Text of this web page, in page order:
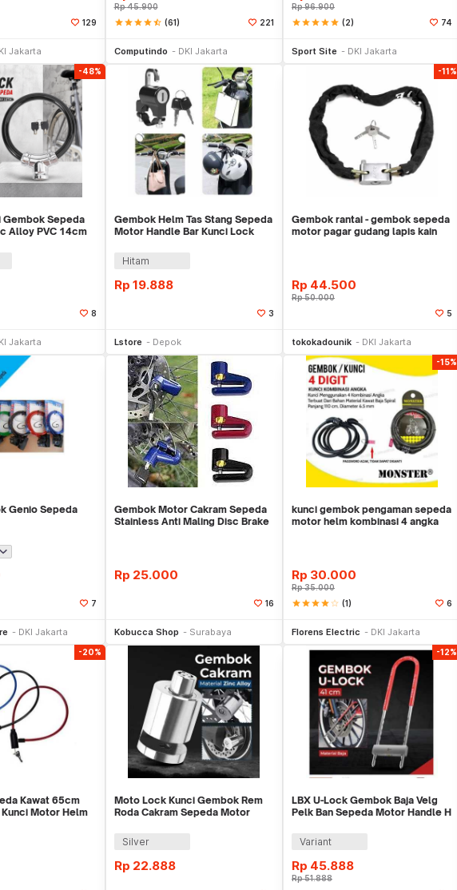
129
Jakarta
Rp45.900
starstarstarstarstar_half (61) 221
Computindo DKI Jakarta
Rp96.900
starstarstarstarstar (2) 74
Sport Site DKI Jakarta
-48%
Gembok Sepeda
Alloy PVC 14cm
8
Jakarta
Gembok Helm Tas Stang Sepeda
Motor Handle Bar Kunci Lock
Hitam
Rp 19.888
3
Lstore Depok
-11%
Gembok rantai - gembok sepeda
motor pagar gudang lapis kain
Rp 44.500
Rp50.000
5
tokokadounik DKI Jakarta
Genio Sepeda
7
DKI Jakarta
Gembok Motor Cakram Sepeda
Stainless Anti Maling Disc Brake
Rp 25.000
16
Kobucca Shop Surabaya
-15%
kunci gembok pengaman sepeda
motor helm kombinasi 4 angka
Rp 30.000
Rp35.000
starstarstarstarstar_border (1) 6
Florens Electric DKI Jakarta
-20%
Kawat 65cm
Motor Helm
Moto Lock Kunci Gembok Rem
Roda Cakram Sepeda Motor
Silver
Rp 22.888
-12%
LBX U-Lock Gembok Baja Velg
Pelk Ban Sepeda Motor Handle H
Variant
Rp 45.888
Rp51.888